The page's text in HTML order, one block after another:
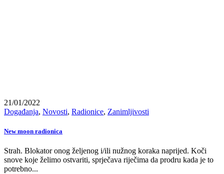
21/01/2022
Događanja, Novosti, Radionice, Zanimljivosti
New moon radionica
Strah. Blokator onog željenog i/ili nužnog koraka naprijed. Koči
snove koje želimo ostvariti, sprječava riječima da prodru kada je to
potrebno...